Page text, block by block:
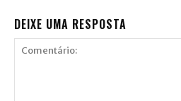
DEIXE UMA RESPOSTA